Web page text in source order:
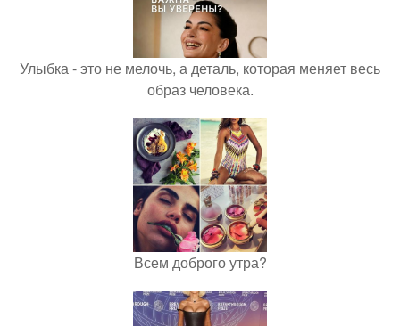
Улыбка - это не мелочь, а деталь, которая меняет весь
образ человека.
Всем доброго утра?